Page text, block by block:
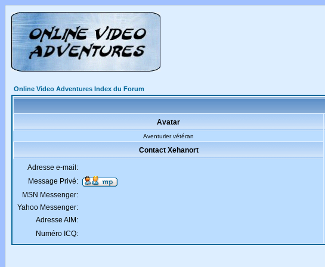
Online Video Adventures Index du Forum
Avatar
Aventurier vétéran
Contact Xehanort
Adresse e-mail:
Message Privé:
MSN Messenger:
Yahoo Messenger:
Adresse AIM:
Numéro ICQ: